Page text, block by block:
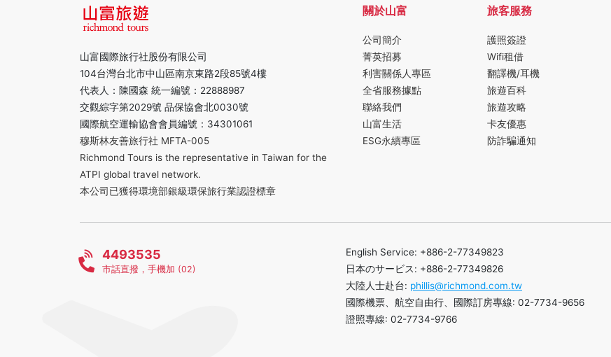
山富國際旅行社股份有限公司
104台灣台北市中山區南京東路2段85號4樓
代表人：陳國森 統一編號：22888987
交觀綜字第2029號 品保協會北0030號
國際航空運輸協會會員編號：34301061
穆斯林友善旅行社 MFTA-005
Richmond Tours is the representative in Taiwan for the
ATPI global travel network.
本公司已獲得環境部銀級環保旅行業認證標章
關於山富
公司簡介
菁英招募
利害關係人專區
全省服務據點
聯絡我們
山富生活
ESG永續專區
旅客服務
護照簽證
Wifi租借
翻譯機/耳機
旅遊百科
旅遊攻略
卡友優惠
防詐騙通知
4493535
市話直撥，手機加 (02)
English Service: +886-2-77349823
日本のサービス: +886-2-77349826
大陸人士赴台: phillis@richmond.com.tw
國際機票、航空自由行、國際訂房專線: 02-7734-9656
證照專線: 02-7734-9766